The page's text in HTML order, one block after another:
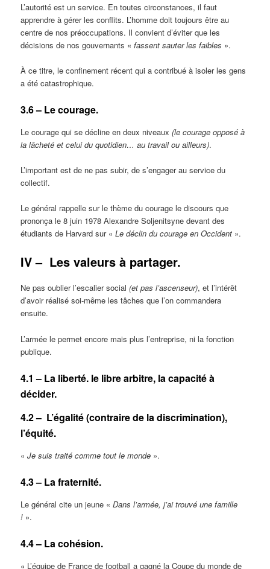
L’autorité est un service. En toutes circonstances, il faut
apprendre à gérer les conflits. L’homme doit toujours être au
centre de nos préoccupations. Il convient d’éviter que les
décisions de nos gouvernants «fassent sauter les faibles ».
À ce titre, le confinement récent qui a contribué à isoler les gens
a été catastrophique.
3.6 – Le courage.
Le courage qui se décline en deux niveaux(le courage opposé à
la lâcheté et celui du quotidien… au travail ou ailleurs).
L’important est de ne pas subir, de s’engager au service du
collectif.
Le général rappelle sur le thème du courage le discours que
prononça le 8 juin 1978 Alexandre Soljenitsyne devant des
étudiants de Harvard sur «Le déclin du courage en Occident ».
IV – Les valeurs à partager.
Ne pas oublier l’escalier social(et pas l’ascenseur), et l’intérêt
d’avoir réalisé soi-même les tâches que l’on commandera
ensuite.
L’armée le permet encore mais plus l’entreprise, ni la fonction
publique.
4.1 – La liberté. le libre arbitre, la capacité à
décider.
4.2 – L’égalité (contraire de la discrimination),
l’équité.
«Je suis traité comme tout le monde ».
4.3 – La fraternité.
Le général cite un jeune «Dans l’armée, j’ai trouvé une famille
! ».
4.4 – La cohésion.
« L’équipe de France de football a gagné la Coupe du monde de